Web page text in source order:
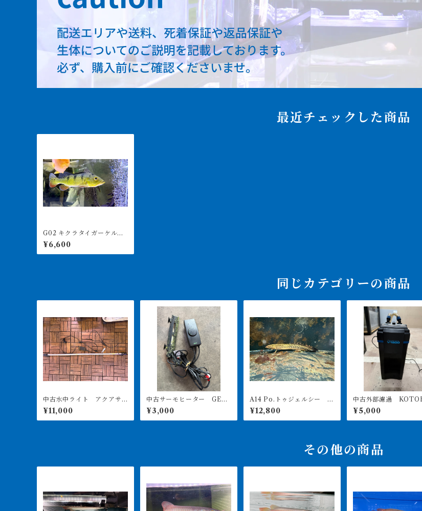
最近チェックした商品
G02 キクラタイガーケルベ
リー 28㎝前後 買取個体
¥6,600
同じカテゴリーの商品
中古水中ライト アクアサ
ンライト1200 使用3ヶ月美
品
¥11,000
中古サーモヒーター GEX
サーモ&300Wヒーターセッ
ト 引き取り限定
¥3,000
A14 Po.トゥジェルシー 2
0㎝前後
¥12,800
中古外部濾過
I POWERBOX V1200 引
き取り限定
¥5,000
その他の商品